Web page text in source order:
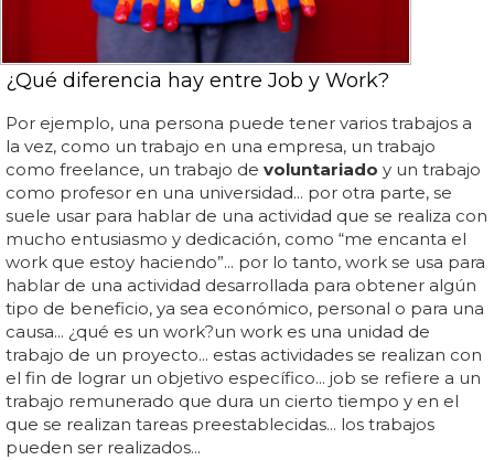
¿Qué diferencia hay entre Job y Work?
Por ejemplo, una persona puede tener varios trabajos a
la vez, como un trabajo en una empresa, un trabajo
como freelance, un trabajo de voluntariado y un trabajo
como profesor en una universidad... por otra parte, se
suele usar para hablar de una actividad que se realiza con
mucho entusiasmo y dedicación, como “me encanta el
work que estoy haciendo”... por lo tanto, work se usa para
hablar de una actividad desarrollada para obtener algún
tipo de beneficio, ya sea económico, personal o para una
causa... ¿qué es un work?un work es una unidad de
trabajo de un proyecto... estas actividades se realizan con
el fin de lograr un objetivo específico... job se refiere a un
trabajo remunerado que dura un cierto tiempo y en el
que se realizan tareas preestablecidas... los trabajos
pueden ser realizados...